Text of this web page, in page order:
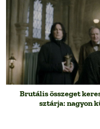
Brutális összeget
sztárja: nagyon